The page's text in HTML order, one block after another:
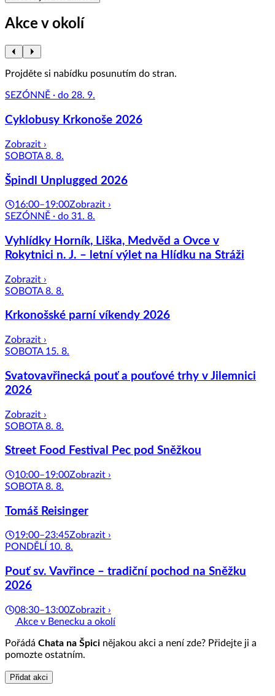
Akce v okolí
Projděte si nabídku posunutím do stran.
SEZÓNNĚ · do 28. 9.
Cyklobusy Krkonoše 2026
Zobrazit ›
SOBOTA 8. 8.
Špindl Unplugged 2026
16:00–19:00Zobrazit ›
SEZÓNNĚ · do 31. 8.
Vyhlídky Horník, Liška, Medvěd a Ovce v
Rokytnici n. J. – letní výlet na Hlídku na Stráži
Zobrazit ›
SOBOTA 8. 8.
Krkonošské parní víkendy 2026
Zobrazit ›
SOBOTA 15. 8.
Svatovavřinecká pouť a pouťové trhy v Jilemnici
2026
Zobrazit ›
SOBOTA 8. 8.
Street Food Festival Pec pod Sněžkou
10:00–19:00Zobrazit ›
SOBOTA 8. 8.
Tomáš Reisinger
19:00–23:45Zobrazit ›
PONDĚLÍ 10. 8.
Pouť sv. Vavřince – tradiční pochod na Sněžku
2026
08:30–13:00Zobrazit ›
Akce v Benecku a okolí
Pořádá Chata na Špici nějakou akci a není zde? Přidejte ji a
pomozte ostatním.
Přidat akci